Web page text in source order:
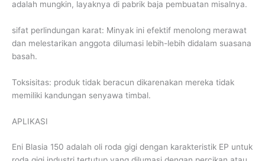
adalah mungkin, layaknya di pabrik baja pembuatan misalnya.
sifat perlindungan karat: Minyak ini efektif menolong merawat
dan melestarikan anggota dilumasi lebih-lebih didalam suasana
basah.
Toksisitas: produk tidak beracun dikarenakan mereka tidak
memiliki kandungan senyawa timbal.
APLIKASI
Eni Blasia 150 adalah oli roda gigi dengan karakteristik EP untuk